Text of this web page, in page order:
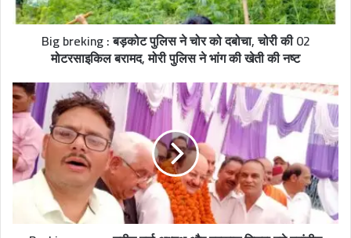
Big breking : बड़कोट पुलिस ने चोर को दबोचा, चोरी की 02
मोटरसाइकिल बरामद, मोरी पुलिस ने भांग की खेती की नष्ट